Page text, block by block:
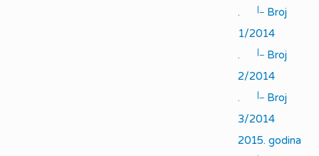
.
|_ Broj
1/2014
.
|_ Broj
2/2014
.
|_ Broj
3/2014
2015. godina